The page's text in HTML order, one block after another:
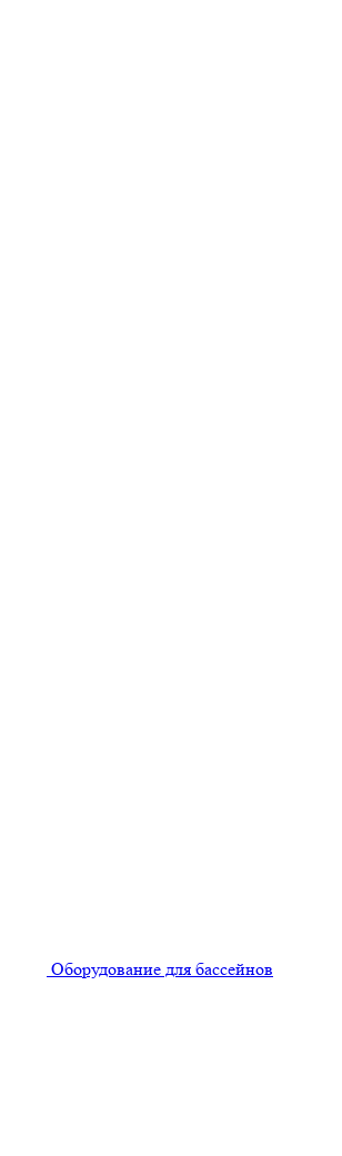
Оборудование для бассейнов